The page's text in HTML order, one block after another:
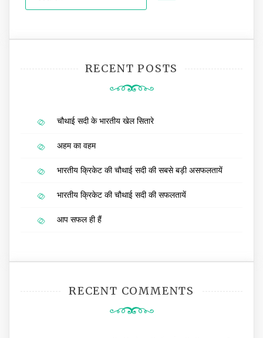
RECENT POSTS
चौथाई सदी के भारतीय खेल सितारे
अहम का वहम
भारतीय क्रिकेट की चौथाई सदी की सबसे बड़ी असफलतायें
भारतीय क्रिकेट की चौथाई सदी की सफलतायें
आप सफल ही हैं
RECENT COMMENTS